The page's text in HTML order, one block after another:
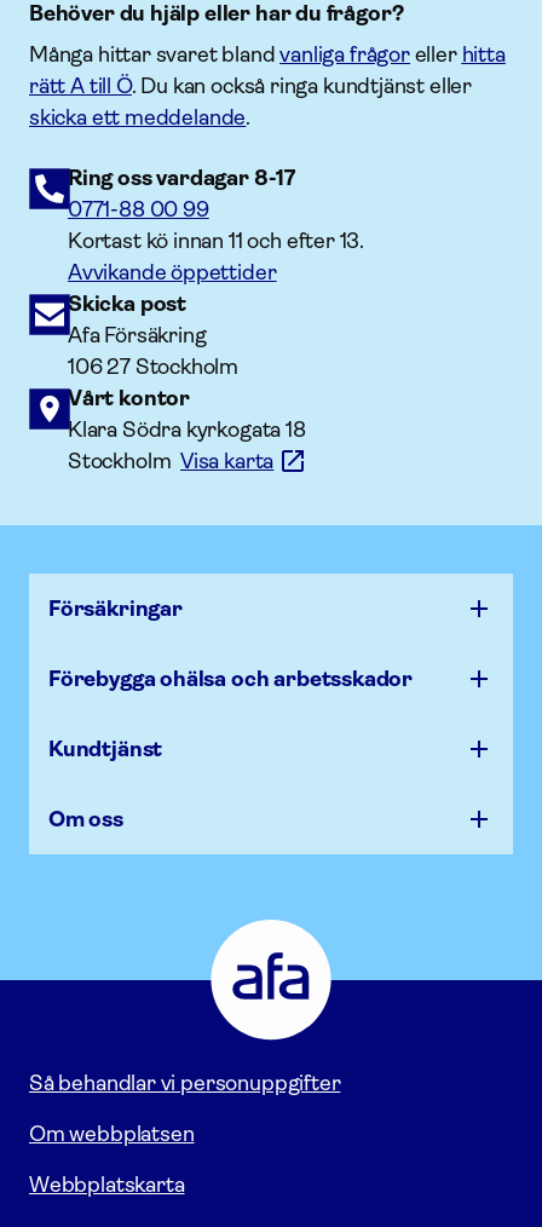
Behöver du hjälp eller har du frågor?
Många hittar svaret blandvanliga frågoreller hitta
rätt A till Ö. Du kan också ringa kundtjänst eller
skicka ett meddelande.
Ring oss vardagar 8-17
0771-88 00 99
Kortast kö innan 11 och efter 13.
Avvikande öppettider
Skicka post
Afa Försäkring
106 27 Stockholm
Vårt kontor
Klara Södra kyrkogata 18
StockholmVisa karta
Försäk­ringar
Förebygga ohälsa och arbets­skador
Kundtjänst
Om oss
Försäkring
Gå
till
startsidan
Så behandlar vi personuppgifter
Om webbplatsen
Webbplatskarta